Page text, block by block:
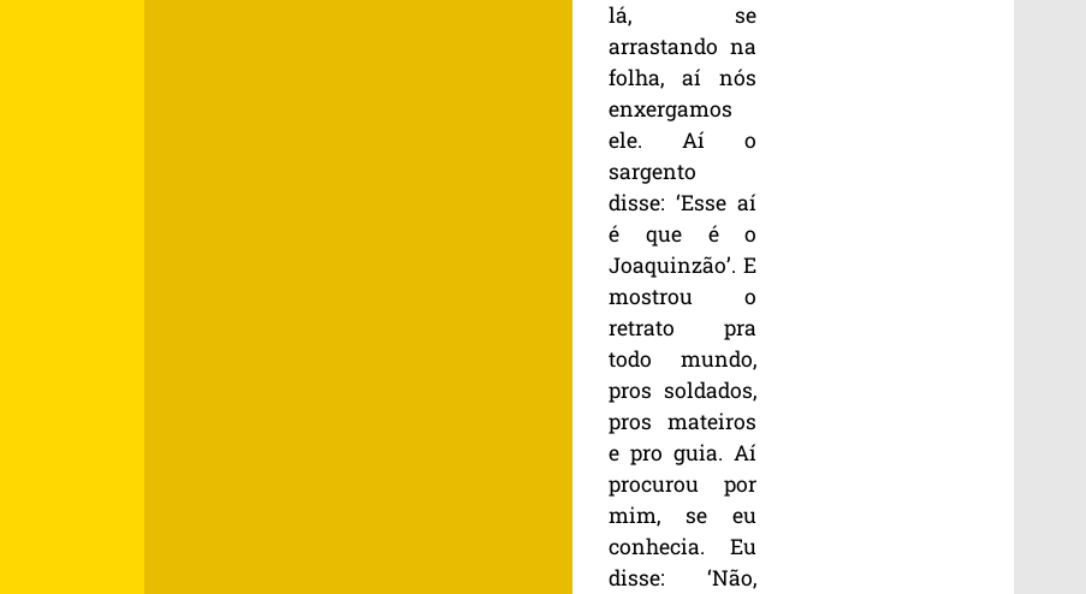
lá, se
arrastando na
folha, aí nós
enxergamos
ele. Aí o
sargento
disse: ‘Esse aí
é que é o
Joaquinzão’. E
mostrou o
retrato pra
todo mundo,
pros soldados,
pros mateiros
e pro guia. Aí
procurou por
mim, se eu
conhecia. Eu
disse: ‘Não,